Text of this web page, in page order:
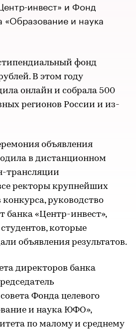
инвест» и Фонд
«Образование и наука
фонд
В этом году
онлайн и собрала 500
регионов России и из-
объявления
в дистанционном
трансляции
ректоры крупнейших
руководство
«Центр-инвест»,
которые
объявления результатов.
директоров банка
Фонда целевого
и наука ЮФО»,
по малому и среднему